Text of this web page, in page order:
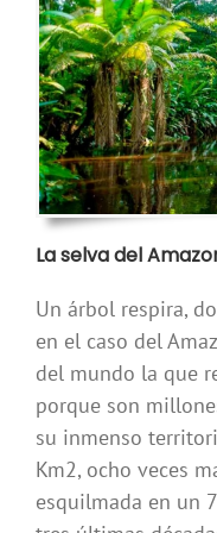
La selva del
Un árbol respira,
en el caso del
del mundo la que
porque son
su inmenso
Km2, ocho veces
esquilmada en un